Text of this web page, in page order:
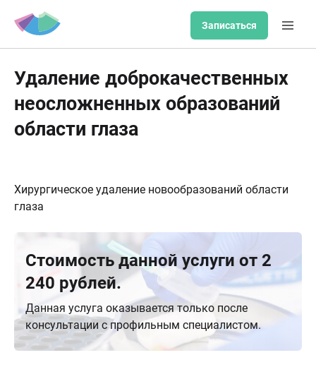
Записаться
Удаление доброкачественных
неосложненных образований
области глаза
Хирургическое удаление новообразований области
глаза
Стоимость данной услуги от 2
240 рублей.
Данная услуга оказывается только после
консультации с профильным специалистом.